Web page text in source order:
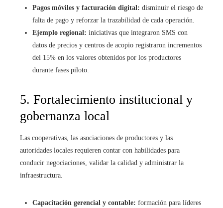
Pagos móviles y facturación digital: disminuir el riesgo de
falta de pago y reforzar la trazabilidad de cada operación.
Ejemplo regional: iniciativas que integraron SMS con
datos de precios y centros de acopio registraron incrementos
del 15% en los valores obtenidos por los productores
durante fases piloto.
5. Fortalecimiento institucional y
gobernanza local
Las cooperativas, las asociaciones de productores y las
autoridades locales requieren contar con habilidades para
conducir negociaciones, validar la calidad y administrar la
infraestructura.
Capacitación gerencial y contable: formación para líderes